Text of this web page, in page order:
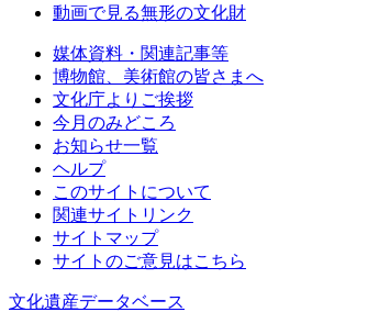
動画で見る無形の文化財
媒体資料・関連記事等
博物館、美術館の皆さまへ
文化庁よりご挨拶
今月のみどころ
お知らせ一覧
ヘルプ
このサイトについて
関連サイトリンク
サイトマップ
サイトのご意見はこちら
文化遺産データベース